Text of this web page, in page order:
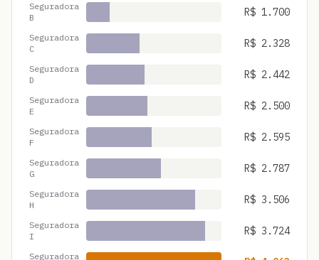
Seguradora
B
R$ 1.700
Seguradora
C
R$ 2.328
Seguradora
D
R$ 2.442
Seguradora
E
R$ 2.500
Seguradora
F
R$ 2.595
Seguradora
G
R$ 2.787
Seguradora
H
R$ 3.506
Seguradora
I
R$ 3.724
Seguradora